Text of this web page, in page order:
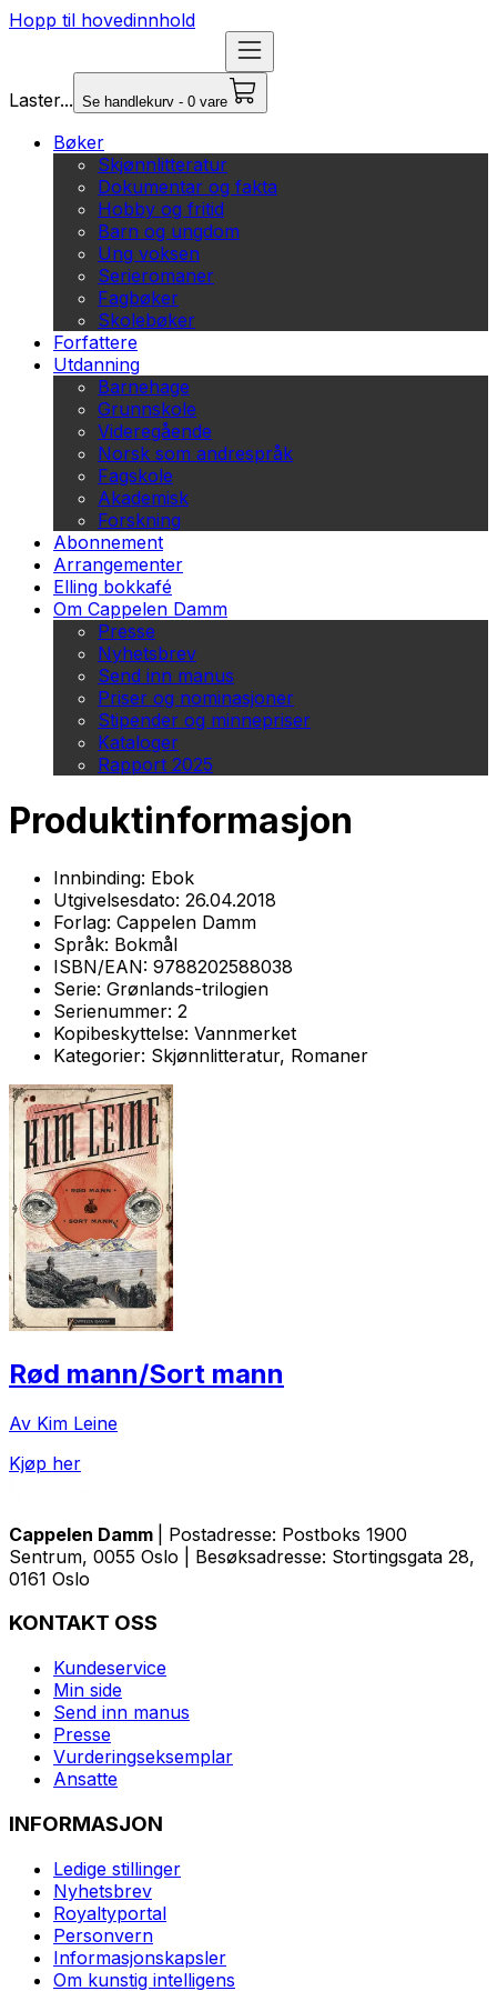
Hopp til hovedinnhold
Laster... Se handlekurv - 0 vare
Bøker
Skjønnlitteratur
Dokumentar og fakta
Hobby og fritid
Barn og ungdom
Ung voksen
Serieromaner
Fagbøker
Skolebøker
Forfattere
Utdanning
Barnehage
Grunnskole
Videregående
Norsk som andrespråk
Fagskole
Akademisk
Forskning
Abonnement
Arrangementer
Elling bokkafé
Om Cappelen Damm
Presse
Nyhetsbrev
Send inn manus
Priser og nominasjoner
Stipender og minnepriser
Kataloger
Rapport 2025
Produktinformasjon
Innbinding: Ebok
Utgivelsesdato: 26.04.2018
Forlag: Cappelen Damm
Språk: Bokmål
ISBN/EAN: 9788202588038
Serie: Grønlands-trilogien
Serienummer: 2
Kopibeskyttelse: Vannmerket
Kategorier: Skjønnlitteratur, Romaner
Rød mann/Sort mann
Av Kim Leine
Kjøp her
Cappelen Damm
| Postadresse: Postboks 1900
Sentrum, 0055 Oslo | Besøksadresse: Stortingsgata 28,
0161 Oslo
KONTAKT OSS
Kundeservice
Min side
Send inn manus
Presse
Vurderingseksemplar
Ansatte
INFORMASJON
Ledige stillinger
Nyhetsbrev
Royaltyportal
Personvern
Informasjonskapsler
Om kunstig intelligens